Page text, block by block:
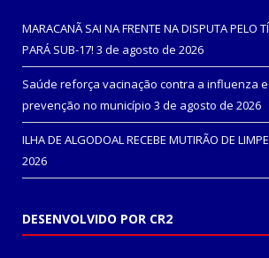
MARACANÃ SAI NA FRENTE NA DISPUTA PELO
PARÁ SUB-17! 3 de agosto de 2026
Saúde reforça vacinação contra a influenza
prevenção no município 3 de agosto de 2026
ILHA DE ALGODOAL RECEBE MUTIRÃO DE
2026
DESENVOLVIDO POR CR2